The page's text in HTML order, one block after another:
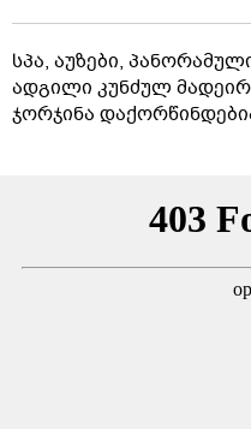
სპა, აუზები,
ადგილი კუნძულ
ჯორჯინა